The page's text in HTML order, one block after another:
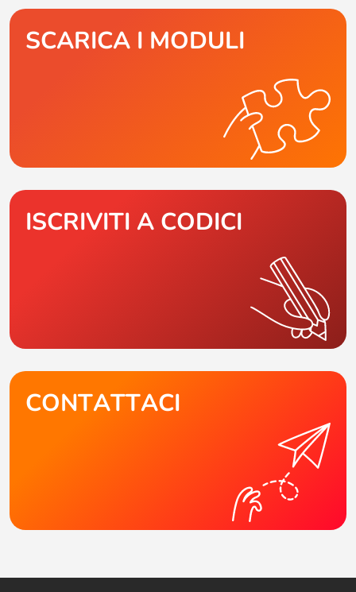
SCARICA I MODULI
ISCRIVITI A CODICI
CONTATTACI